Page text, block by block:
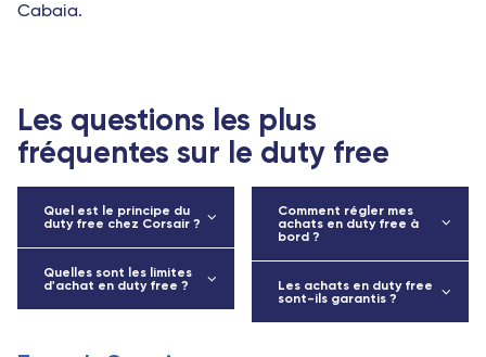
Cabaia.
Les questions les plus
fréquentes sur le duty free
Quel est le principe du
duty free chez Corsair ?
Quelles sont les limites
d'achat en duty free ?
Comment régler mes
achats en duty free à
bord ?
Les achats en duty free
sont-ils garantis ?